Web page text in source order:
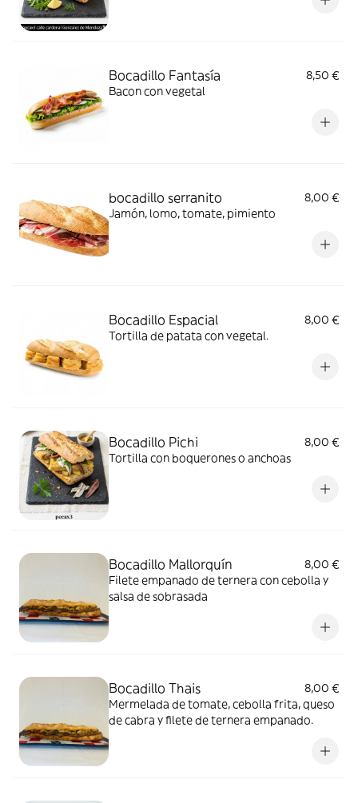
Bocadillo Fantasía
8,50 €
Bacon con vegetal
bocadillo serranito
8,00 €
Jamón, lomo, tomate, pimiento
Bocadillo Espacial
8,00 €
Tortilla de patata con vegetal.
Bocadillo Pichi
8,00 €
Tortilla con boquerones o anchoas
Bocadillo Mallorquín
8,00 €
Filete empanado de ternera con cebolla y
salsa de sobrasada
Bocadillo Thais
8,00 €
Mermelada de tomate, cebolla frita, queso
de cabra y filete de ternera empanado.